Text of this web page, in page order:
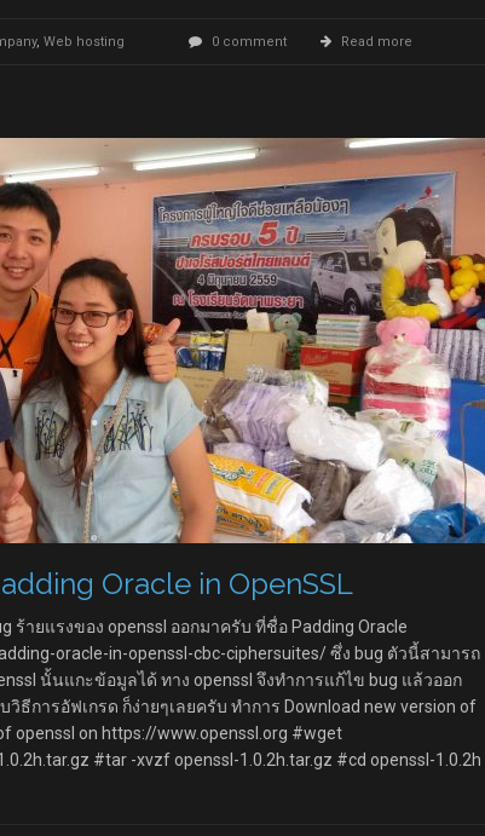
, Web hosting 0 comment Read more
Oracle in OpenSSL
ร้ายแรงของ openssl ออกมาครับ ที่ชื่อ Padding Oracle
oracle-in-openssl-cbc-ciphersuites/ ซึ่ง bug ตัวนี้สามารถ
นั้นแกะข้อมูลได้ ทาง openssl จึงทำการแก้ไข bug แล้วออก
ธีการอัฟเกรด ก็ง่ายๆเลยครับ ทำการ Download new version of
openssl on https://www.openssl.org #wget
#tar -xvzf openssl-1.0.2h.tar.gz #cd openssl-1.0.2h